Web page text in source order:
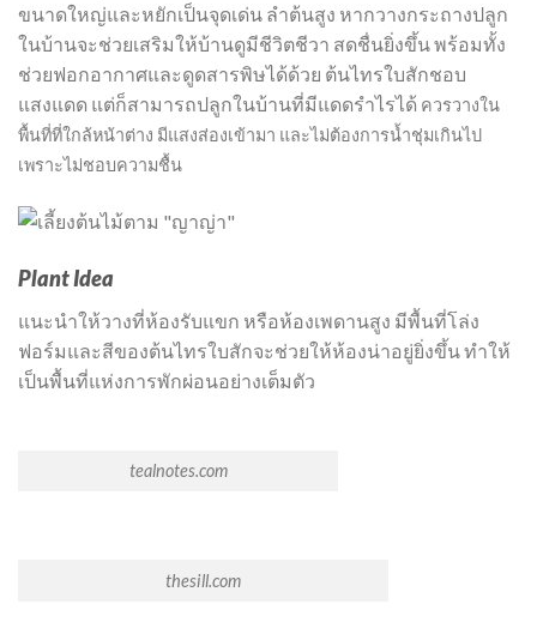
ขนาดใหญ่และหยักเป็นจุดเด่น ลำต้นสูง หากวางกระถางปลูก
ในบ้านจะช่วยเสริมให้บ้านดูมีชีวิตชีวา สดชื่นยิ่งขึ้น พร้อมทั้ง
ช่วยฟอกอากาศและดูดสารพิษได้ด้วย ต้นไทรใบสักชอบ
แสงแดด แต่ก็สามารถปลูกในบ้านที่มีแดดรำไรได้ ควรวางใน
พื้นที่ที่ใกล้หน้าต่าง มีแสงส่องเข้ามา และไม่ต้องการน้ำชุ่มเกินไป
เพราะไม่ชอบความชื้น
Plant Idea
แนะนำให้วางที่ห้องรับแขก หรือห้องเพดานสูง มีพื้นที่โล่ง
ฟอร์มและสีของต้นไทรใบสักจะช่วยให้ห้องน่าอยู่ยิ่งขึ้น ทำให้
เป็นพื้นที่แห่งการพักผ่อนอย่างเต็มตัว
tealnotes.com
thesill.com